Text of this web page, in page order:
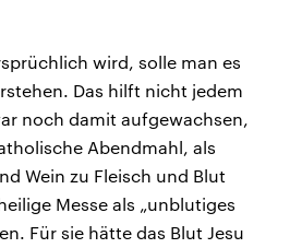
wird, solle man es
Das hilft nicht jedem
noch damit aufgewachsen,
Abendmahl, als
Wein zu Fleisch und Blut
Messe als „unblutiges
Für sie hätte das Blut Jesu